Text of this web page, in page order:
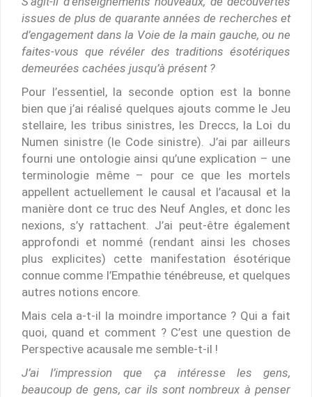
issues de plus de quarante années de recherches et
d’engagement dans la Voie de la main gauche, ou ne
faites-vous que révéler des traditions ésotériques
demeurées cachées jusqu’à présent ?
Pour l’essentiel, la seconde option est la bonne
bien que j’ai réalisé quelques ajouts comme le Jeu
stellaire, les tribus sinistres, les Dreccs, la Loi du
Numen sinistre (le Code sinistre). J’ai par ailleurs
fourni une ontologie ainsi qu’une explication – une
terminologie même – pour ce que les mortels
appellent actuellement le causal et l’acausal et la
manière dont ce truc des Neuf Angles, et donc les
nexions, s’y rattachent. J’ai peut-être également
approfondi et nommé (rendant ainsi les choses
plus explicites) cette manifestation ésotérique
connue comme l’Empathie ténébreuse, et quelques
autres notions encore.
Mais cela a-t-il la moindre importance ? Qui a fait
quoi, quand et comment ? C’est une question de
Perspective acausale me semble-t-il !
J’ai l’impression que ça intéresse les gens,
beaucoup de gens, car ils sont nombreux à penser